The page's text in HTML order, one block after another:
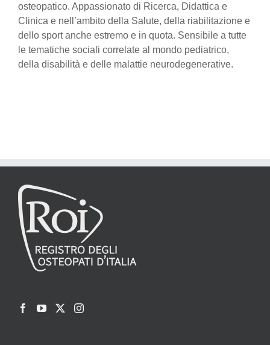
osteopatico. Appassionato di Ricerca, Didattica e
Clinica e nell’ambito della Salute, della riabilitazione e
dello sport anche estremo e in quota. Sensibile a tutte
le tematiche sociali correlate al mondo pediatrico,
della disabilità e delle malattie neurodegenerative.